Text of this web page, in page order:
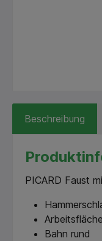
Beschreibung
PICARD Faust
Bahn rund